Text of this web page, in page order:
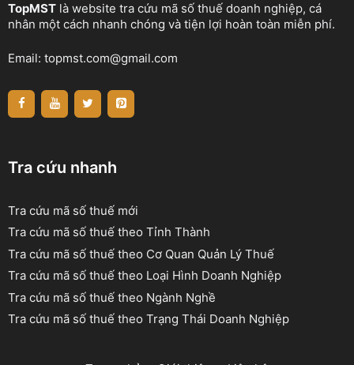
TopMST là website tra cứu mã số thuế doanh nghiệp, cá
nhân một cách nhanh chóng và tiện lợi hoàn toàn miễn phí.
Email: topmst.com@gmail.com
Tra cứu nhanh
Tra cứu mã số thuế mới
Tra cứu mã số thuế theo Tỉnh Thành
Tra cứu mã số thuế theo Cơ Quan Quản Lý Thuế
Tra cứu mã số thuế theo Loại Hình Doanh Nghiệp
Tra cứu mã số thuế theo Ngành Nghề
Tra cứu mã số thuế theo Trạng Thái Doanh Nghiệp